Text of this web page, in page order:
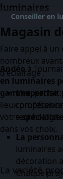
luminaires
Faire appel à
nombreux
d'éclairage :
L'expertise:
technologie
La
luminaires
décoration
Chaque
Conseiller en
Magasin
Andéoà
en luminaires
gamme, parfait
lieux
votre
dans vos choix.
La variété